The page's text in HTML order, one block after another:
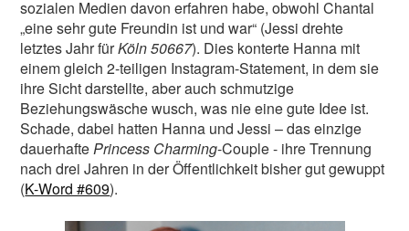
sozialen Medien davon erfahren habe, obwohl Chantal
„eine sehr gute Freundin ist und war“ (Jessi drehte
letztes Jahr fürKöln 50667). Dies konterte Hanna mit
einem gleich 2-teiligen Instagram-Statement, in dem sie
ihre Sicht darstellte, aber auch schmutzige
Beziehungswäsche wusch, was nie eine gute Idee ist.
Schade, dabei hatten Hanna und Jessi – das einzige
dauerhaftePrincess Charming-Couple - ihre Trennung
nach drei Jahren in der Öffentlichkeit bisher gut gewuppt
(K-Word #609).